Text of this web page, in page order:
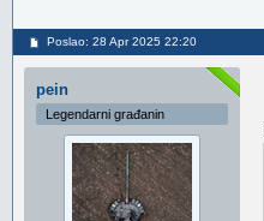
Poslao: 28 Apr 2025 22:20
pein
Legendarni građanin